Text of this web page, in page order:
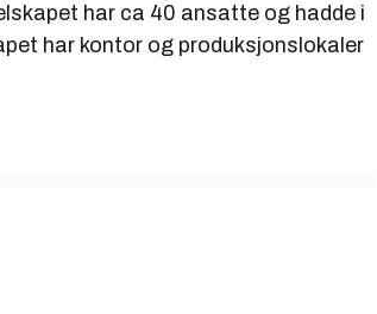
har ca 40 ansatte og hadde i
har kontor og produksjonslokaler